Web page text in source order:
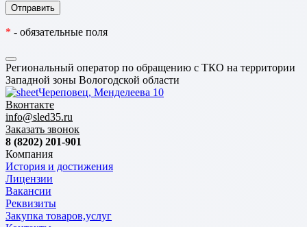
* - обязательные поля
Региональный оператор по обращению с ТКО на территории
Западной зоны Вологодской области
Череповец, Менделеева 10
Вконтакте
info@sled35.ru
Заказать звонок
8 (8202) 201-901
Компания
История и достижения
Лицензии
Вакансии
Реквизиты
Закупка товаров,услуг